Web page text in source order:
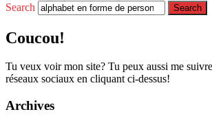
Search
Coucou!
Tu veux voir mon site? Tu peux aussi me
réseaux sociaux en cliquant ci-dessus!
Archives